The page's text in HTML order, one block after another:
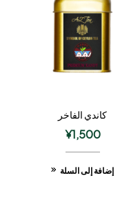
كاندي الفاخر
¥1,500
إضافة إلى السلة